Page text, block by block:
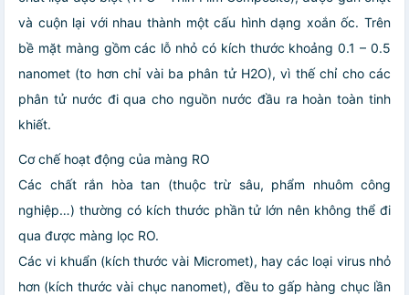
và cuộn lại với nhau thành một cấu hình dạng xoắn ốc. Trên
bề mặt màng gồm các lỗ nhỏ có kích thước khoảng 0.1 – 0.5
nanomet (to hơn chỉ vài ba phân tử H2O), vì thế chỉ cho các
phân tử nước đi qua cho nguồn nước đầu ra hoàn toàn tinh
khiết.
Cơ chế hoạt động của màng RO
Các chất rắn hòa tan (thuộc trừ sâu, phẩm nhuôm công
nghiệp…) thường có kích thước phần tử lớn nên không thể đi
qua được màng lọc RO.
Các vi khuẩn (kích thước vài Micromet), hay các loại virus nhỏ
hơn (kích thước vài chục nanomet), đều to gấp hàng chục lần